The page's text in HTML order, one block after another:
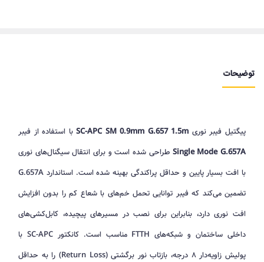
توضیحات
پیگتیل فیبر نوری SC-APC SM 0.9mm G.657 1.5mبا استفاده از فیبر
Single Mode G.657A طراحی شده است و برای انتقال سیگنال‌های نوری
با افت بسیار پایین و حداقل پراکندگی بهینه شده است. استاندارد G.657A
تضمین می‌کند که فیبر توانایی تحمل خم‌های با شعاع کم را بدون افزایش
افت نوری دارد، بنابراین برای نصب در مسیرهای پیچیده، کابل‌کشی‌های
داخلی ساختمان و شبکه‌های FTTH مناسب است. کانکتور SC-APC با
پولیش زاویه‌دار ۸ درجه، بازتاب نور برگشتی (Return Loss) را به حداقل